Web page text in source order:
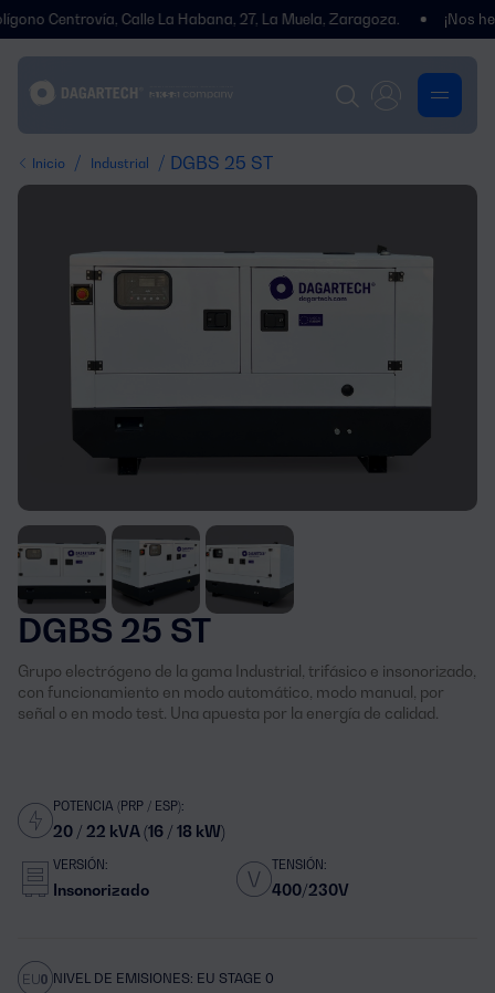
Calle La Habana, 27, La Muela, Zaragoza. ¡Nos hemos
Inicio / Industrial / DGBS 25 ST
DGBS 25 ST
Grupo electrógeno de la gama Industrial, trifásico e insonorizado,
con funcionamiento en modo automático, modo manual, por
señal o en modo test. Una apuesta por la energía de calidad.
POTENCIA (PRP / ESP):
20 / 22 kVA (16 / 18 kW)
VERSIÓN:
Insonorizado
TENSIÓN:
400/230V
NIVEL DE EMISIONES: EU STAGE 0